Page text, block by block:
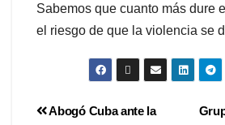
Sabemos que cuanto más dure
el riesgo de que la violencia se
Abogó Cuba ante la